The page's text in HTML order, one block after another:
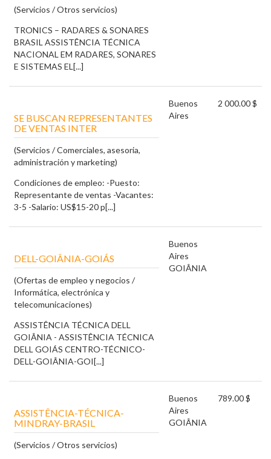
(Servicios / Otros servicios)
TRONICS – RADARES & SONARES
BRASIL ASSISTÊNCIA TÉCNICA
NACIONAL EM RADARES, SONARES
E SISTEMAS EL[...]
SE BUSCAN REPRESENTANTES
DE VENTAS INTER
(Servicios / Comerciales, asesoria,
administración y marketing)
Condiciones de empleo: -Puesto:
Representante de ventas -Vacantes:
3-5 -Salario: US$15-20 p[...]
Buenos
Aires
2 000.00 $
DELL-GOIÂNIA-GOIÁS
(Ofertas de empleo y negocios /
Informática, electrónica y
telecomunicaciones)
ASSISTÊNCIA TÉCNICA DELL
GOIÂNIA - ASSISTÊNCIA TÉCNICA
DELL GOIÁS CENTRO-TÉCNICO-
DELL-GOIÂNIA-GOI[...]
Buenos
Aires
GOIÂNIA
ASSISTÊNCIA-TÉCNICA-
MINDRAY-BRASIL
(Servicios / Otros servicios)
Buenos
Aires
GOIÂNIA
789.00 $